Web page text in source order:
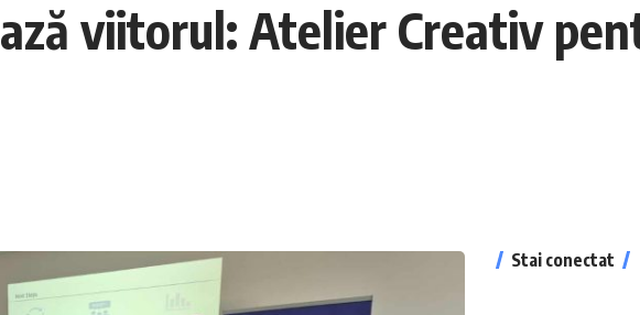
viitorul: Atelier Creativ
Stai conectat